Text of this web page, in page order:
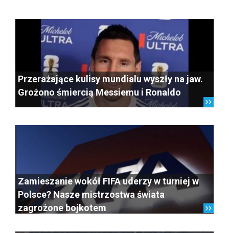
Przerażające kulisy mundialu wyszły na jaw.
Grożono śmiercią Messiemu i Ronaldo
Zamieszanie wokół FIFA uderzy w turniej w
Polsce? Nasze mistrzostwa świata
zagrożone bojkotem